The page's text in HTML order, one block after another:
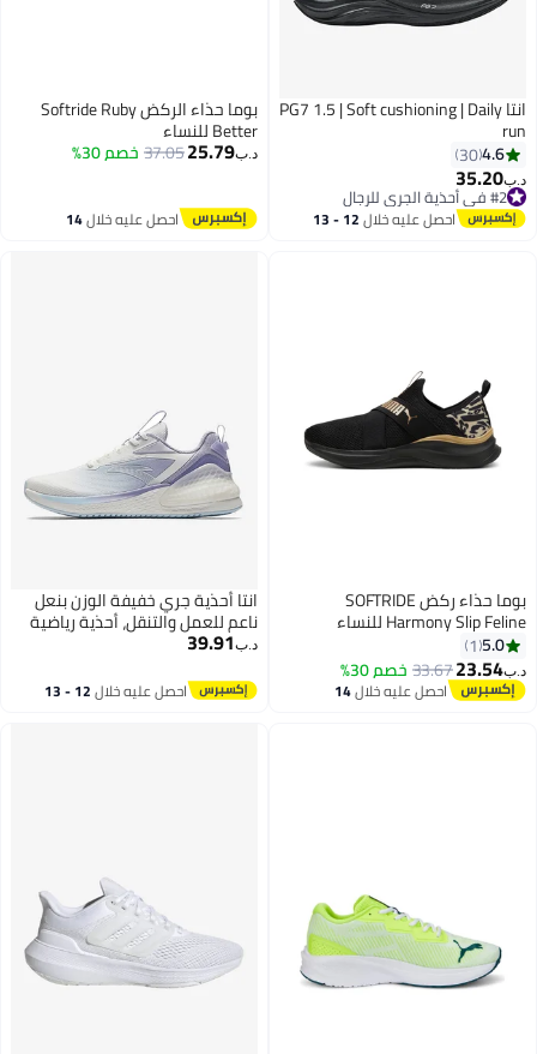
انتا PG7 1.5 | Soft cushioning | Daily
run
4.6
30
د.ب‏35.20
#2 في أحذية الجري للرجال
#2 في أحذية الجري للرجال احصل عليه خلال 12 - 13
بوما حذاء الركض Softride Ruby
Better للنساء
د.ب‏25.79
37.05خصم 30%
احصل عليه خلال14
بوما حذاء ركض SOFTRIDE
Harmony Slip Feline للنساء
5.0
1
د.ب‏23.54
33.67خصم 30%
احصل عليه خلال14
انتا أحذية جري خفيفة الوزن بنعل
ناعم للعمل والتنقل، أحذية رياضية
مسامية ومبطنة
د.ب‏39.91
احصل عليه خلال 12 - 13